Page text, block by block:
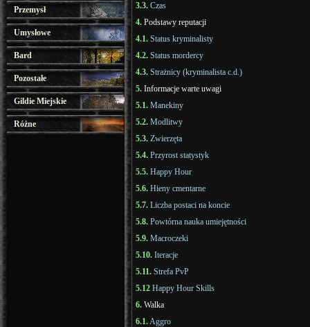
Przemysł
Umysłowe
Bard
Pozostałe
Gildie Miejskie
Różne
3.3. Czas
4. Podstawy reputacji
4.1. Status kryminalisty
4.2. Status mordercy
4.3. Strażnicy (kryminalista c.d.)
5. Informacje warte uwagi
5.1. Manekiny
5.2. Modlitwy
5.3. Zwierzęta
5.4. Przyrost statystyk
5.5. Happy Hour
5.6. Hieny cmentarne
5.7. Liczba postaci na koncie
5.8. Powtórna nauka umiejętności
5.9. Macroczeki
5.10. Iteracje
5.11. Strefa PvP
5.12 Happy Hour Skills
6. Walka
6.1.Aggro